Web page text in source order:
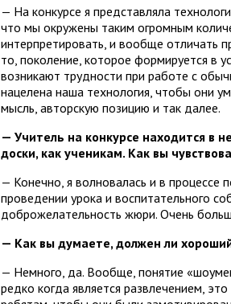
— На конкурсе я представляла
что мы окружены таким огромным
интерпретировать, и вообще отличать
то, поколение, которое формируется в
возникают трудности при работе с
нацелена наша технология, чтобы они
мысль, авторскую позицию и так далее.
— Учитель на конкурсе находится в
доски, как ученикам. Как вы
— Конечно, я волновалась и в процессе
проведении урока и воспитательного
доброжелательность жюри. Очень
— Как вы думаете, должен ли
— Немного, да. Вообще, понятие
редко когда является развлечением,